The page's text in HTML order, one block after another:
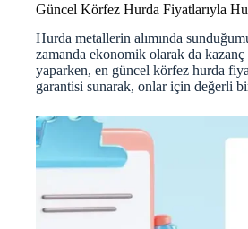
Güncel Körfez Hurda Fiyatlarıyla
Hurda metallerin alımında
zamanda ekonomik olarak da kazanç
yaparken, en güncel körfez hurda
garantisi sunarak, onlar için değerli